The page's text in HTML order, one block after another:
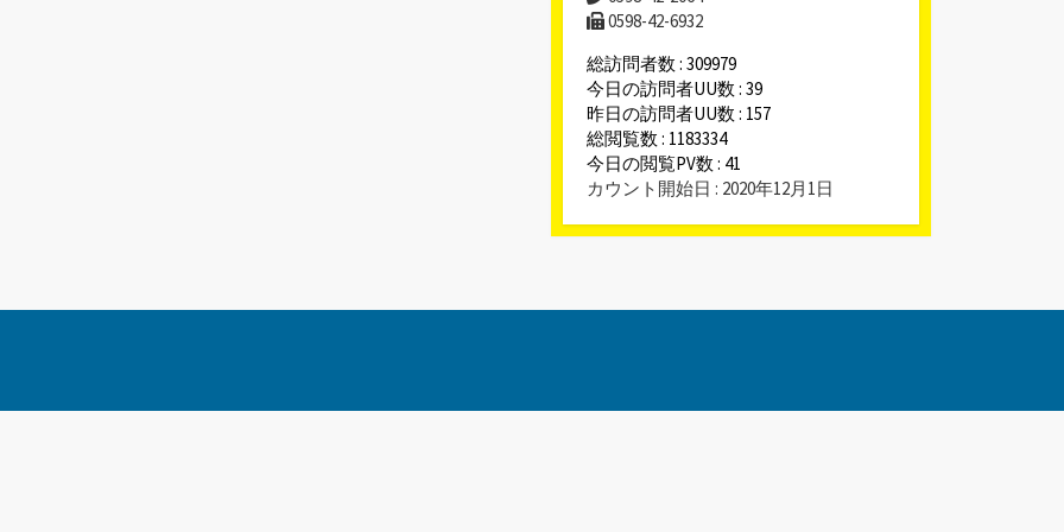
0598-42-6932
総訪問者数 : 309979
今日の訪問者UU数 : 39
昨日の訪問者UU数 : 157
総閲覧数 : 1183334
今日の閲覧PV数 : 41
カウント開始日 : 2020年12月1日